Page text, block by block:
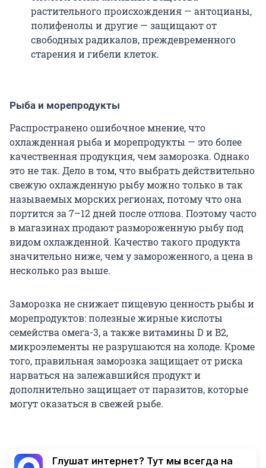
растительного происхождения — антоцианы,
полифенолы и другие — защищают от
свободных радикалов, преждевременного
старения и гибели клеток.
Рыба и морепродукты
Распространено ошибочное мнение, что
охлажденная рыба и морепродукты — это более
качественная продукция, чем заморозка. Однако
это не так. Дело в том, что выбрать действительно
свежую охлажденную рыбу можно только в так
называемых морских регионах, потому что она
портится за 7–12 дней после отлова. Поэтому часто
в магазинах продают размороженную рыбу под
видом охлажденной. Качество такого продукта
значительно ниже, чем у замороженного, а цена в
несколько раз выше.
Заморозка не снижает пищевую ценность рыбы и
морепродуктов: полезные жирные кислоты
семейства омега-3, а также витамины D и B2,
микроэлементы не разрушаются на холоде. Кроме
того, правильная заморозка защищает от риска
нарваться на залежавшийся продукт и
дополнительно защищает от паразитов, которые
могут оказаться в свежей рыбе.
Глушат интернет? Тут мы всегда на